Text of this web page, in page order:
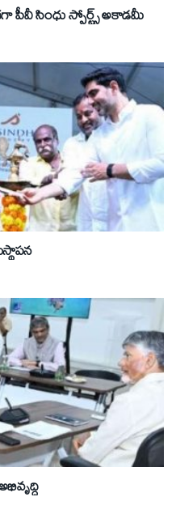
పీవీ సింధు స్పోర్ట్స్ అకాడమీ